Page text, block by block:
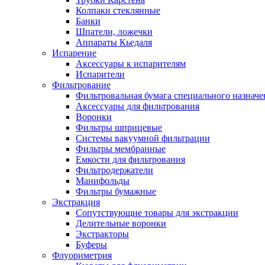
Колпаки стеклянные
Банки
Шпатели, ложечки
Аппараты Кьедаля
Испарение
Аксессуары к испарителям
Испарители
Фильтрование
Фильтровальная бумага специального
Аксессуары для фильтрования
Воронки
Фильтры шприцевые
Системы вакуумной фильтрации
Фильтры мембранные
Емкости для фильтрования
Фильтродержатели
Манифольды
Фильтры бумажные
Экстракция
Сопутствующие товары для экстракции
Делительные воронки
Экстракторы
Буферы
Флуориметрия